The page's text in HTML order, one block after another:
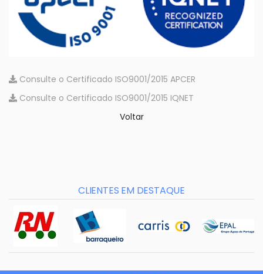
Consulte o Certificado ISO9001/2015 APCER
Consulte o Certificado ISO9001/2015 IQNET
Voltar
CLIENTES EM DESTAQUE